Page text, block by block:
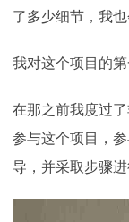
了多少细节，我
我对这个项目的第
在那之前我度过
参与这个项目，
导，并采取步骤进